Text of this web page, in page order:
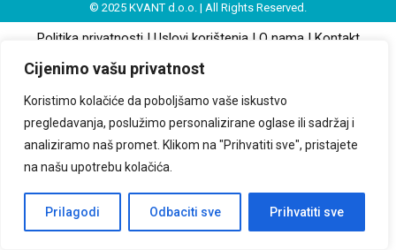
Cijenimo vašu privatnost
Koristimo kolačiće da poboljšamo vaše iskustvo
pregledavanja, poslužimo personalizirane oglase ili sadržaj i
analiziramo naš promet. Klikom na "Prihvatiti sve", pristajete
na našu upotrebu kolačića.
Prilagodi Odbaciti sve Prihvatiti sve
© 2025 KVANT d.o.o. | All Rights Reserved.
Politika privatnosti| Uslovi korištenja| O nama| Kontakt